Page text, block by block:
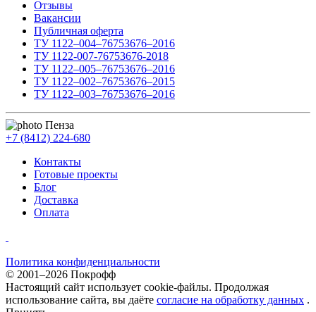
Отзывы
Вакансии
Публичная оферта
ТУ 1122–004–76753676–2016
ТУ 1122-007-76753676-2018
ТУ 1122–005–76753676–2016
ТУ 1122–002–76753676–2015
ТУ 1122–003–76753676–2016
Пенза
+7 (8412) 224-680
Контакты
Готовые проекты
Блог
Доставка
Оплата
Политика конфиденциальности
© 2001–2026 Покрофф
Настоящий сайт использует cookie-файлы. Продолжая
использование сайта, вы даёте согласие на обработку данных .